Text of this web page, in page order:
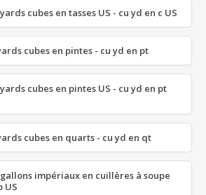
cubes en tasses US - cu yd en c US
cubes en pintes - cu yd en pt
cubes en pintes US - cu yd en pt
cubes en quarts - cu yd en qt
impériaux en cuillères à soupe
US